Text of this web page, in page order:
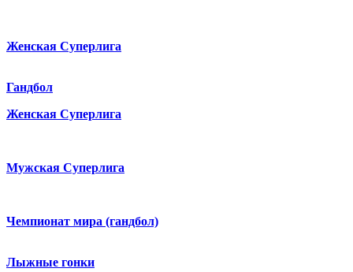
Женская Суперлига
Гандбол
Женская Суперлига
Мужская Суперлига
Чемпионат мира (гандбол)
Лыжные гонки